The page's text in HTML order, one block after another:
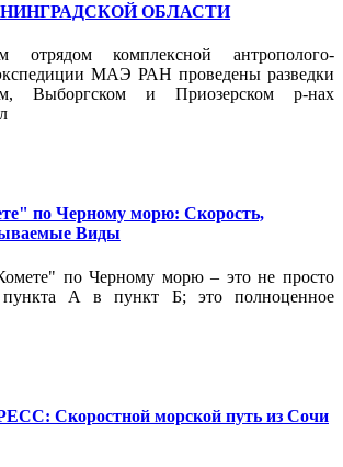
ОБЛАСТИ
отрядом комплексной антрополого-
МАЭ РАН проведены разведки
Выборгском и Приозерском р-нах
по Черному морю: Скорость,
Виды
по Черному морю – это не просто
пункта А в пункт Б; это полноценное
Скоростной морской путь из Сочи